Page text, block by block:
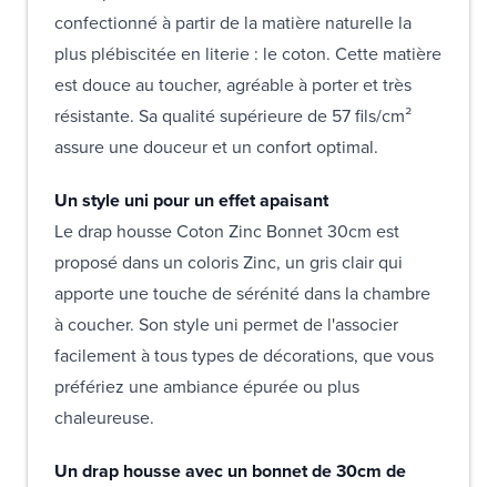
confectionné à partir de la matière naturelle la
plus plébiscitée en literie : le coton. Cette matière
est douce au toucher, agréable à porter et très
résistante. Sa qualité supérieure de 57 fils/cm²
assure une douceur et un confort optimal.
Un style uni pour un effet apaisant
Le drap housse Coton Zinc Bonnet 30cm est
proposé dans un coloris Zinc, un gris clair qui
apporte une touche de sérénité dans la chambre
à coucher. Son style uni permet de l'associer
facilement à tous types de décorations, que vous
préfériez une ambiance épurée ou plus
chaleureuse.
Un drap housse avec un bonnet de 30cm de